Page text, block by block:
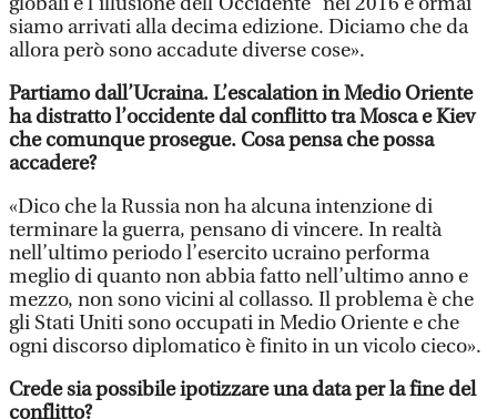
siamo arrivati alla decima edizione. Diciamo che da
allora però sono accadute diverse cose».
Partiamo dall’Ucraina. L’escalation in Medio Oriente
ha distratto l’occidente dal conflitto tra Mosca e Kiev
che comunque prosegue. Cosa pensa che possa
accadere?
«Dico che la Russia non ha alcuna intenzione di
terminare la guerra, pensano di vincere. In realtà
nell’ultimo periodo l’esercito ucraino performa
meglio di quanto non abbia fatto nell’ultimo anno e
mezzo, non sono vicini al collasso. Il problema è che
gli Stati Uniti sono occupati in Medio Oriente e che
ogni discorso diplomatico è finito in un vicolo cieco».
Crede sia possibile ipotizzare una data per la fine del
conflitto?